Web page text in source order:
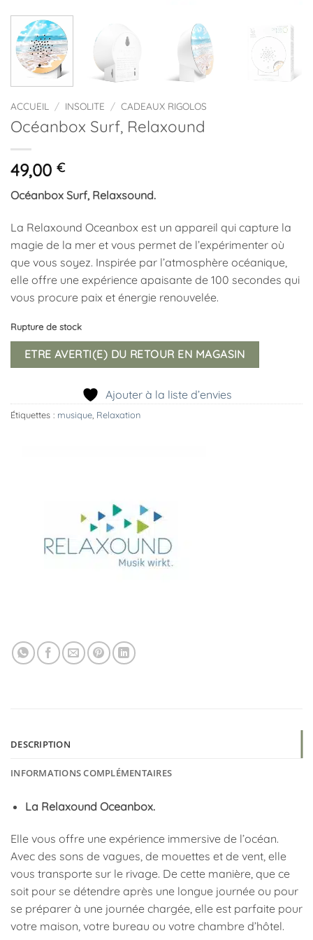
ACCUEIL / INSOLITE / CADEAUX RIGOLOS
Océanbox Surf, Relaxound
49,00 €
Océanbox Surf, Relaxsound.
La Relaxound Oceanbox est un appareil qui capture la
magie de la mer et vous permet de l’expérimenter où
que vous soyez. Inspirée par l’atmosphère océanique,
elle offre une expérience apaisante de 100 secondes qui
vous procure paix et énergie renouvelée.
Rupture de stock
ETRE AVERTI(E) DU RETOUR EN MAGASIN
Ajouter à la liste d’envies
Étiquettes : musique Relaxation
DESCRIPTION
INFORMATIONS COMPLÉMENTAIRES
La Relaxound Oceanbox.
Elle vous offre une expérience immersive de l’océan.
Avec des sons de vagues, de mouettes et de vent, elle
vous transporte sur le rivage. De cette manière, que ce
soit pour se détendre après une longue journée ou pour
se préparer à une journée chargée, elle est parfaite pour
votre maison, votre bureau ou votre chambre d’hôtel.